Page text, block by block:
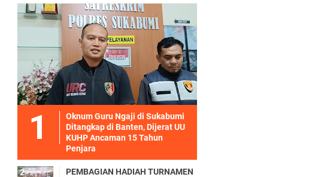
Oknum Guru Ngaji di Sukabumi
Ditangkap di Banten, Dijerat UU
KUHP Ancaman 15 Tahun
Penjara
PEMBAGIAN HADIAH TURNAMEN